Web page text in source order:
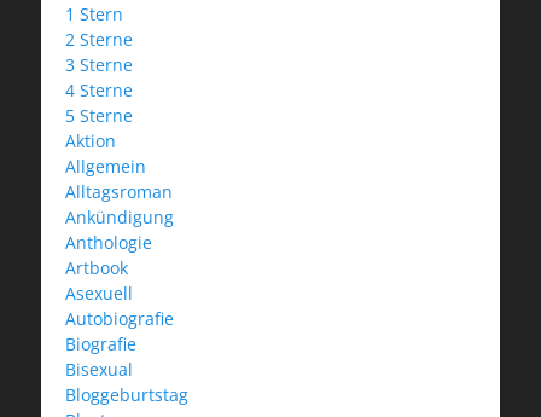
1 Stern
2 Sterne
3 Sterne
4 Sterne
5 Sterne
Aktion
Allgemein
Alltagsroman
Ankündigung
Anthologie
Artbook
Asexuell
Autobiografie
Biografie
Bisexual
Bloggeburtstag